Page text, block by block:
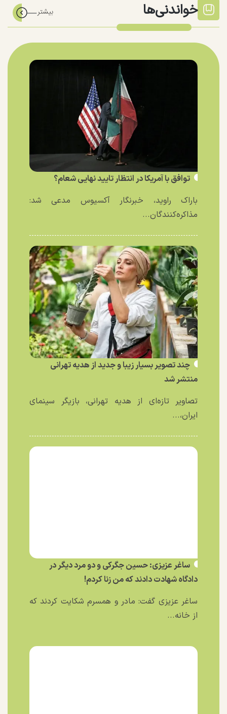
خواندنی‌ها
توافق با آمریکا در انتظار تایید نهایی شعام؟
باراک راوید، خبرنگار آکسیوس مدعی شد:
مذاکره‌کنندگان...
چند تصویر بسیار زیبا و جدید از هدیه تهرانی
منتشر شد
تصاویر تازه‌ای از هدیه تهرانی، بازیگر سینمای
ایران،...
ساغر عزیزی: حسین جگرکی و دو مرد دیگر در
دادگاه شهادت دادند که من زنا کردم!
ساغر عزیزی گفت: مادر و همسرم شکایت کردند که
از خانه...